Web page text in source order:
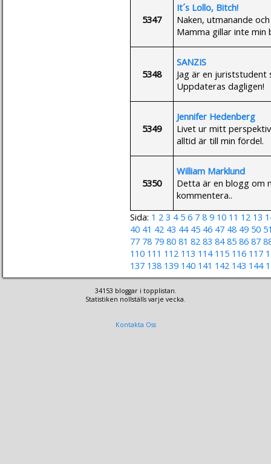
5347
It´s Lollo, Bitch!
Naken, utmanande
Mamma gillar inte min
5348
SANZIS
Jag är en
Uppdateras dagligen!
5349
Jennifer Hedenberg
Livet ur mitt
alltid är till min fördel.
5350
William Marklund
Detta är en blogg om
kommentera..
Sida: 1 2 3 4 5 6 7 8 9 10 11 12 13
40 41 42 43 44 45 46 47 48 49 50
77 78 79 80 81 82 83 84 85 86 87
110 111 112 113 114 115 116 117
137 138 139 140 141 142 143 144
34153 bloggar i topplistan.
Statistiken nollställs varje vecka.
Kontakta Oss